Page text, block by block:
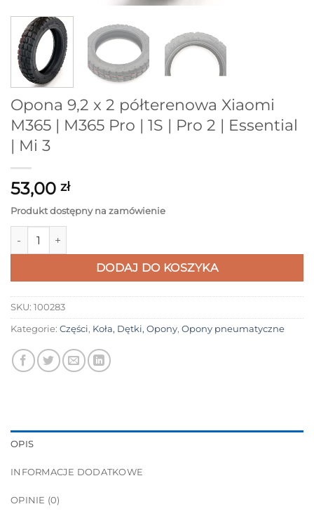
Opona 9,2 x 2 półterenowa Xiaomi
M365 | M365 Pro | 1S | Pro 2 | Essential
| Mi 3
53,00 zł
Produkt dostępny na zamówienie
ilość Opona 9,2 x 2 półterenowa Xiaomi M365 | M365 Pro | 1S
DODAJ DO KOSZYKA
SKU: 100283
Kategorie: Części, Koła, Dętki, Opony, Opony pneumatyczne
OPIS
INFORMACJE DODATKOWE
OPINIE (0)